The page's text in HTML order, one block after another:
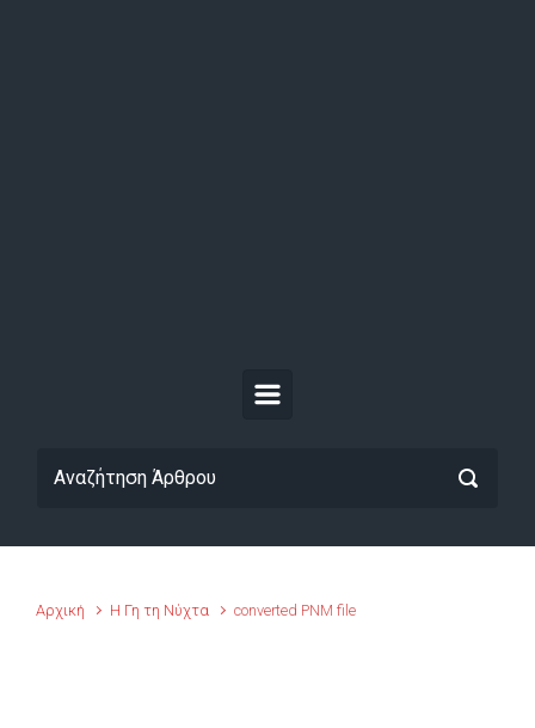
Αρχική Η Γη τη Νύχτα converted PNM file